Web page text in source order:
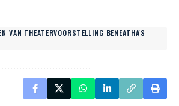
VAN THEATERVOORSTELLING BENEATHA'S